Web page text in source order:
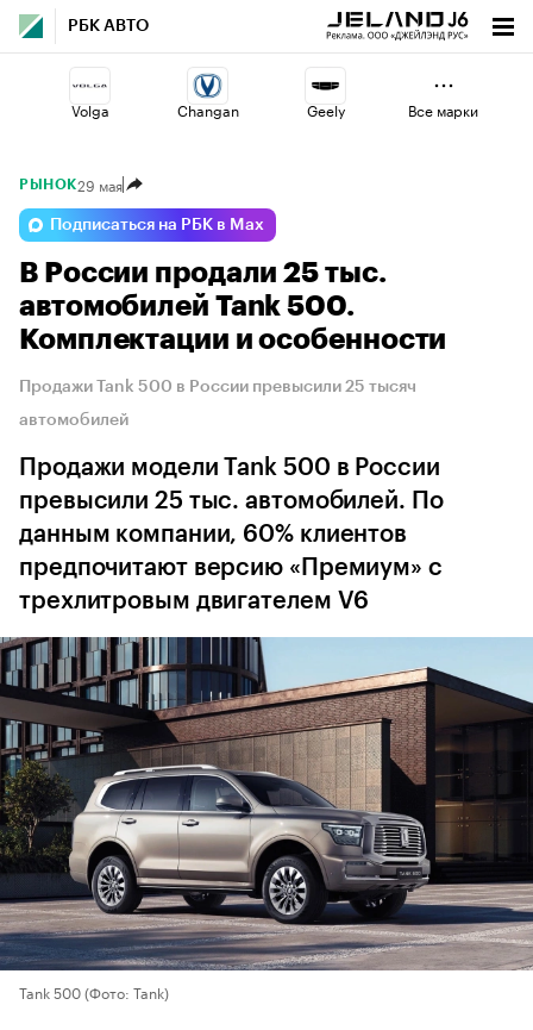
РБК АВТО
Volga Changan Geely
Voyah
Omoda Jaecoo Esteo
Все марки
РЫНОК29 мая
Подписаться на РБК в Max
В России продали 25 тыс.
автомобилей Tank 500.
Комплектации и особенности
Продажи Tank 500 в России превысили 25 тысяч
автомобилей
Продажи модели Tank 500 в России
превысили 25 тыс. автомобилей. По
данным компании, 60% клиентов
предпочитают версию «Премиум» с
трехлитровым двигателем V6
Tank 500(Фото: Tank)